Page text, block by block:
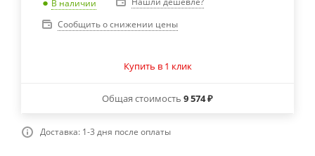
В наличии
Сообщить о снижении цены
Купить в 1 клик
Общая стоимость 9 574 ₽
Доставка: 1-3 дня после оплаты